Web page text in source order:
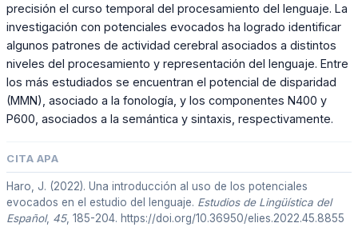
precisión el curso temporal del procesamiento del lenguaje. La
investigación con potenciales evocados ha logrado identificar
algunos patrones de actividad cerebral asociados a distintos
niveles del procesamiento y representación del lenguaje. Entre
los más estudiados se encuentran el potencial de disparidad
(MMN), asociado a la fonología, y los componentes N400 y
P600, asociados a la semántica y sintaxis, respectivamente.
CITA APA
Haro, J. (2022). Una introducción al uso de los potenciales
evocados en el estudio del lenguaje. Estudios de Lingüística del
Español, 45, 185-204. https://doi.org/10.36950/elies.2022.45.8855